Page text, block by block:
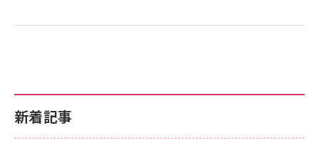
新着記事